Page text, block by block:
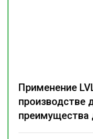
Применение
производстве
преимущества